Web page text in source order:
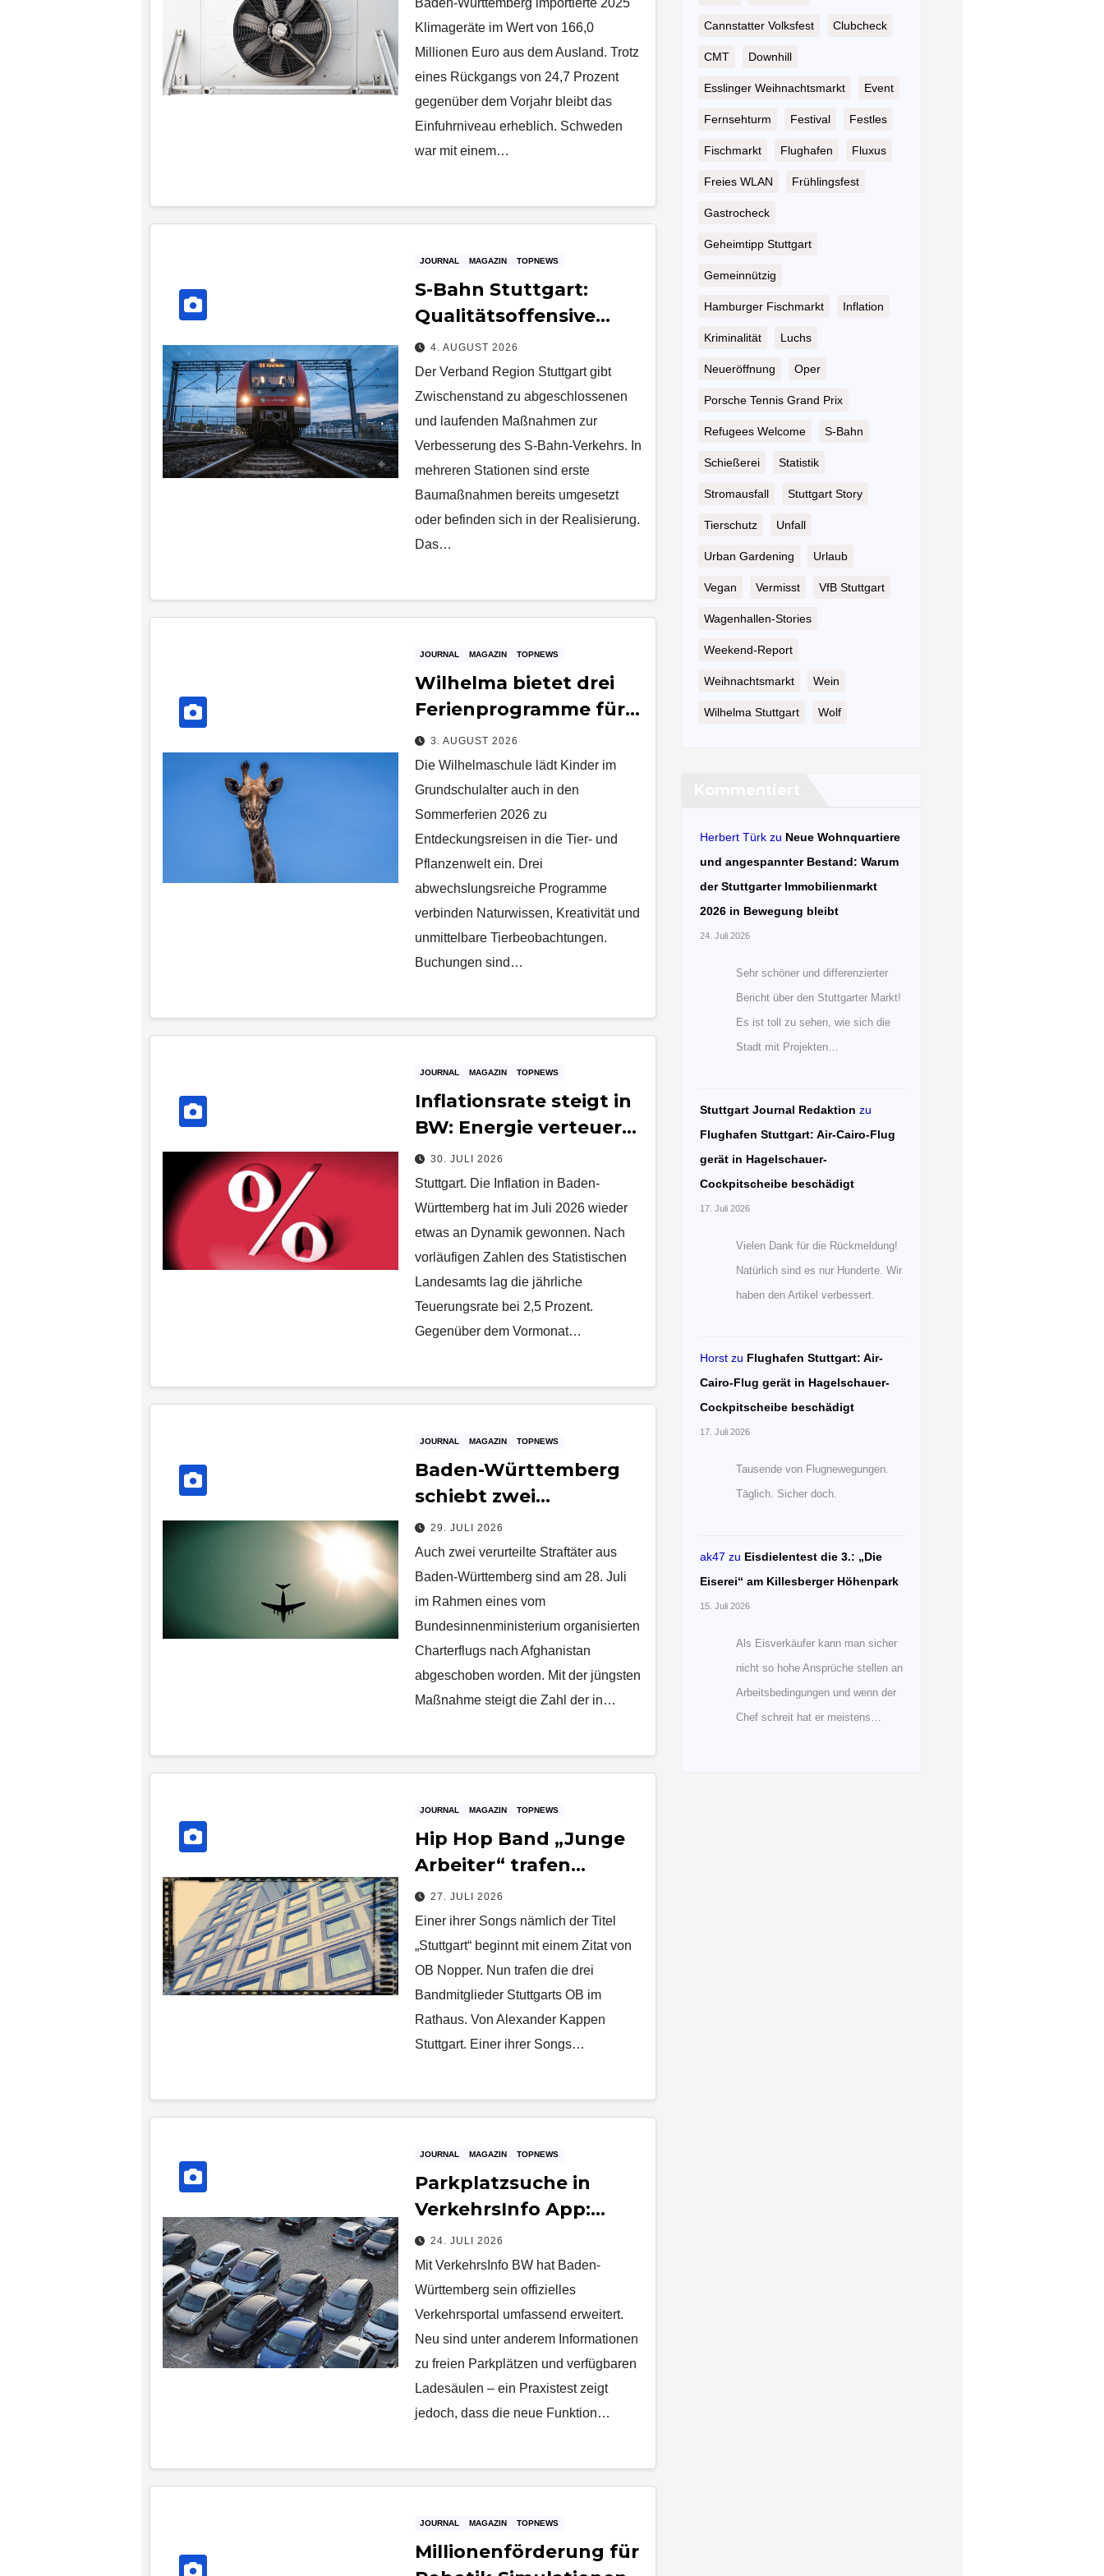
Klimageräte im Wert von 166,0
Millionen Euro aus dem Ausland. Trotz
eines Rückgangs von 24,7 Prozent
gegenüber dem Vorjahr bleibt das
Einfuhrniveau erheblich. Schweden
war mit einem…
JOURNAL MAGAZIN TOPNEWS
S-Bahn Stuttgart:
Qualitätsoffensive
Schienenknoten
Stuttgart macht
Fortschritte – Projekte
abgeschlossen
4. AUGUST 2026
Der Verband Region Stuttgart gibt
Zwischenstand zu abgeschlossenen
und laufenden Maßnahmen zur
Verbesserung des S-Bahn-Verkehrs. In
mehreren Stationen sind erste
Baumaßnahmen bereits umgesetzt
oder befinden sich in der Realisierung.
Das…
JOURNAL MAGAZIN TOPNEWS
Wilhelma bietet drei
Ferienprogramme für
Grundschulkinder im
August 2026
3. AUGUST 2026
Die Wilhelmaschule lädt Kinder im
Grundschulalter auch in den
Sommerferien 2026 zu
Entdeckungsreisen in die Tier- und
Pflanzenwelt ein. Drei
abwechslungsreiche Programme
verbinden Naturwissen, Kreativität und
unmittelbare Tierbeobachtungen.
Buchungen sind…
JOURNAL MAGAZIN TOPNEWS
Inflationsrate steigt in
BW: Energie verteuert
sich deutlich
30. JULI 2026
Stuttgart. Die Inflation in Baden-
Württemberg hat im Juli 2026 wieder
etwas an Dynamik gewonnen. Nach
vorläufigen Zahlen des Statistischen
Landesamts lag die jährliche
Teuerungsrate bei 2,5 Prozent.
Gegenüber dem Vormonat…
JOURNAL MAGAZIN TOPNEWS
Baden-Württemberg
schiebt zwei
verurteilte Straftäter
nach Afghanistan ab
29. JULI 2026
Auch zwei verurteilte Straftäter aus
Baden-Württemberg sind am 28. Juli
im Rahmen eines vom
Bundesinnenministerium organisierten
Charterflugs nach Afghanistan
abgeschoben worden. Mit der jüngsten
Maßnahme steigt die Zahl der in…
JOURNAL MAGAZIN TOPNEWS
Hip Hop Band „Junge
Arbeiter“ trafen
Stuttgarts OB Frank
Nopper im Rathaus
27. JULI 2026
Einer ihrer Songs nämlich der Titel
„Stuttgart“ beginnt mit einem Zitat von
OB Nopper. Nun trafen die drei
Bandmitglieder Stuttgarts OB im
Rathaus. Von Alexander Kappen
Stuttgart. Einer ihrer Songs…
JOURNAL MAGAZIN TOPNEWS
Parkplatzsuche in
VerkehrsInfo App:
Gute Idee, aber im
Alltag noch mit Lücken
24. JULI 2026
Mit VerkehrsInfo BW hat Baden-
Württemberg sein offizielles
Verkehrsportal umfassend erweitert.
Neu sind unter anderem Informationen
zu freien Parkplätzen und verfügbaren
Ladesäulen – ein Praxistest zeigt
jedoch, dass die neue Funktion…
JOURNAL MAGAZIN TOPNEWS
Millionenförderung für
Cannstatter Volksfest Clubcheck
CMT Downhill
Esslinger Weihnachtsmarkt Event
Fernsehturm Festival Festles
Fischmarkt Flughafen Fluxus
Freies WLAN Frühlingsfest
Gastrocheck
Geheimtipp Stuttgart
Gemeinnützig
Hamburger Fischmarkt Inflation
Kriminalität Luchs
Neueröffnung Oper
Porsche Tennis Grand Prix
Refugees Welcome S-Bahn
Schießerei Statistik
Stromausfall Stuttgart Story
Tierschutz Unfall
Urban Gardening Urlaub
Vegan Vermisst VfB Stuttgart
Wagenhallen-Stories
Weekend-Report
Weihnachtsmarkt Wein
Wilhelma Stuttgart Wolf
Herbert Türkzu Neue Wohnquartiere
und angespannter Bestand: Warum
der Stuttgarter Immobilienmarkt
2026 in Bewegung bleibt
24. Juli 2026
Sehr schöner und differenzierter
Bericht über den Stuttgarter Markt!
Es ist toll zu sehen, wie sich die
Stadt mit Projekten…
Stuttgart Journal Redaktion zu
Flughafen Stuttgart: Air-Cairo-Flug
gerät in Hagelschauer-
Cockpitscheibe beschädigt
17. Juli 2026
Vielen Dank für die Rückmeldung!
Natürlich sind es nur Hunderte. Wir
haben den Artikel verbessert.
Horstzu Flughafen Stuttgart: Air-
Cairo-Flug gerät in Hagelschauer-
Cockpitscheibe beschädigt
17. Juli 2026
Tausende von Flugnewegungen.
Täglich. Sicher doch.
ak47 zu Eisdielentest die 3.: „Die
Eiserei“ am Killesberger Höhenpark
15. Juli 2026
Als Eisverkäufer kann man sicher
nicht so hohe Ansprüche stellen an
Arbeitsbedingungen und wenn der
Chef schreit hat er meistens…